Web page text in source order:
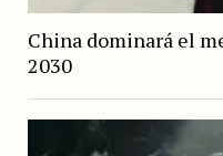
China dominará el
2030